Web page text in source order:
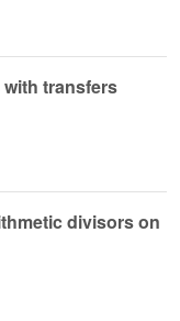
transfers
divisors on